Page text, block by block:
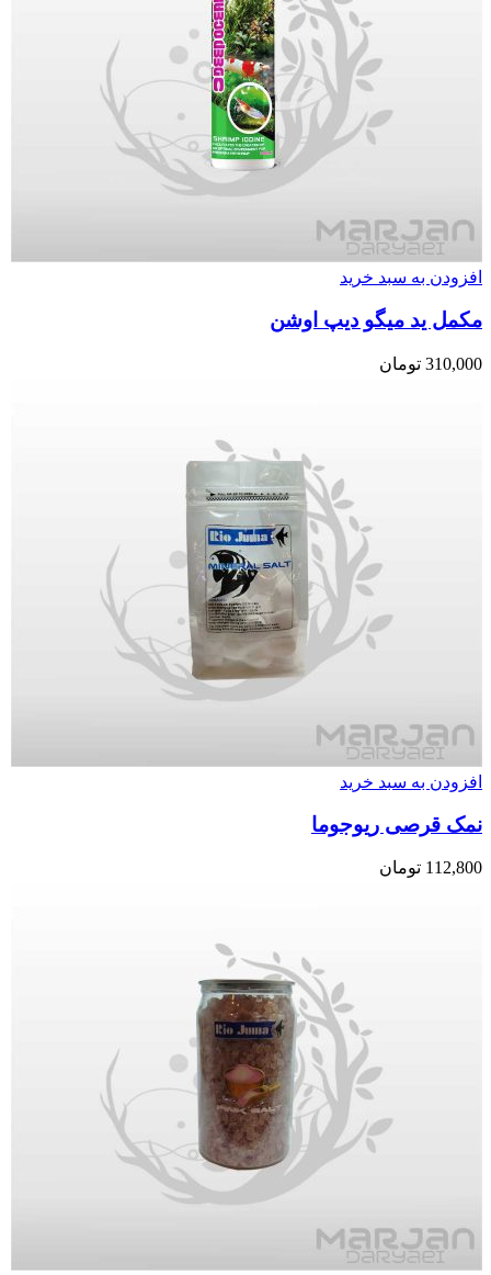
افزودن به سبد خرید
مکمل ید میگو دیپ اوشن
310,000 تومان
افزودن به سبد خرید
نمک قرصی ریوجوما
112,800 تومان